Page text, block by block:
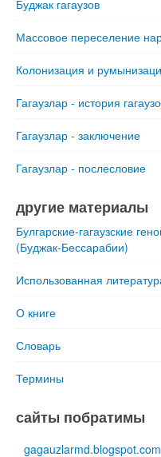
Буджак гагаузов
Массовое переселение
Колонизация и
Гагаузлар - история
Гагаузлар - заключение
Гагаузлар - послесловие
другие материалы
Булгарские-гагаузские
(Буджак-Бессарабии)
Использованная
О книге
Словарь
Термины
сайты побратимы
gagauzlarmd.blogspot.com